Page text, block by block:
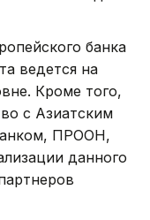
банка
ведется на
Кроме того,
с Азиатским
ПРООН,
данного